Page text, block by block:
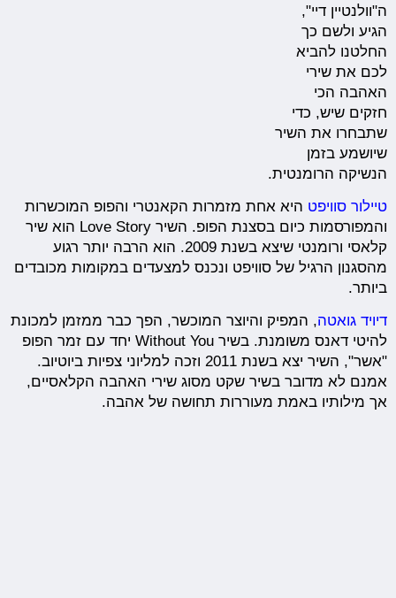
ה"וולנטיין דיי",
הגיע ולשם כך
החלטנו להביא
לכם את שירי
האהבה הכי
חזקים שיש, כדי
שתבחרו את השיר
שיושמע בזמן
הנשיקה הרומנטית.
טיילור סוויפט היא אחת מזמרות הקאנטרי והפופ המוכשרות
והמפורסמות כיום בסצנת הפופ. השיר Love Story הוא שיר
קלאסי ורומנטי שיצא בשנת 2009. הוא הרבה יותר רגוע
מהסגנון הרגיל של סוויפט ונכנס למצעדים במקומות מכובדים
ביותר.
דיויד גואטה, המפיק והיוצר המוכשר, הפך כבר ממזמן למכונת
להיטי דאנס משומנת. בשיר Without You יחד עם זמר הפופ
"אשר", השיר יצא בשנת 2011 וזכה למליוני צפיות ביוטיוב.
אמנם לא מדובר בשיר שקט מסוג שירי האהבה הקלאסיים,
אך מילותיו באמת מעוררות תחושה של אהבה.